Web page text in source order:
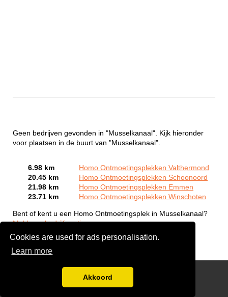
Cookies are used for ads personalisation.
Learn more
Akkoord
Geen bedrijven gevonden in "Musselkanaal". Kijk hieronder
voor plaatsen in de buurt van "Musselkanaal".
6.98 km
Homo Ontmoetingsplekken Valthermond
20.45 km
Homo Ontmoetingsplekken Schoonoord
21.98 km
Homo Ontmoetingsplekken Emmen
23.71 km
Homo Ontmoetingsplekken Winschoten
Bent of kent u een Homo Ontmoetingsplek in Musselkanaal?
Meld een bedrijf gratis aan